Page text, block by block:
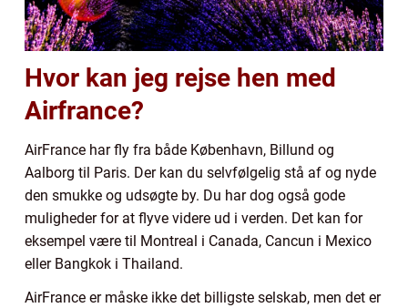
Hvor kan jeg rejse hen med
Airfrance?
AirFrance har fly fra både København, Billund og
Aalborg til Paris. Der kan du selvfølgelig stå af og nyde
den smukke og udsøgte by. Du har dog også gode
muligheder for at flyve videre ud i verden. Det kan for
eksempel være til Montreal i Canada, Cancun i Mexico
eller Bangkok i Thailand.
AirFrance er måske ikke det billigste selskab, men det er